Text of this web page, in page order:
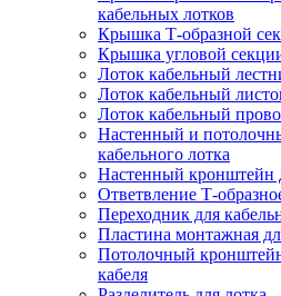
кабельных лотков
Крышка Т-образной
Крышка угловой
Лоток кабельный
Лоток кабельный
Лоток кабельный
Настенный и
кабельного лотка
Настенный кронштейн
Ответвление Т-
Переходник для
Пластина монтажная
Потолочный
кабеля